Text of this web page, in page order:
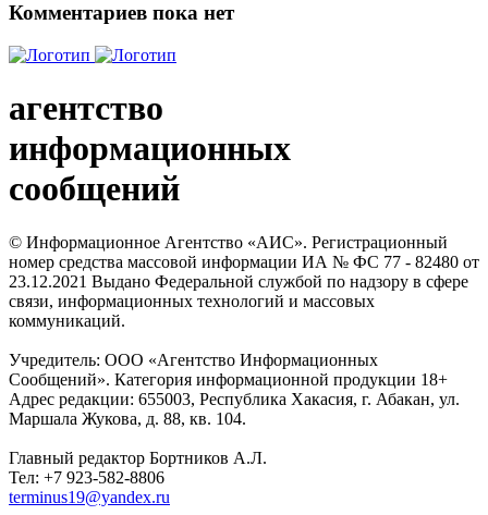
Комментариев пока нет
агентство
информационных
сообщений
© Информационное Агентство «АИС». Регистрационный
номер средства массовой информации ИА № ФС 77 - 82480 от
23.12.2021 Выдано Федеральной службой по надзору в сфере
связи, информационных технологий и массовых
коммуникаций.
Учредитель: ООО «Агентство Информационных
Сообщений». Категория информационной продукции 18+
Адрес редакции: 655003, Республика Хакасия, г. Абакан, ул.
Маршала Жукова, д. 88, кв. 104.
Главный редактор Бортников А.Л.
Тел: +7 923-582-8806
terminus19@yandex.ru